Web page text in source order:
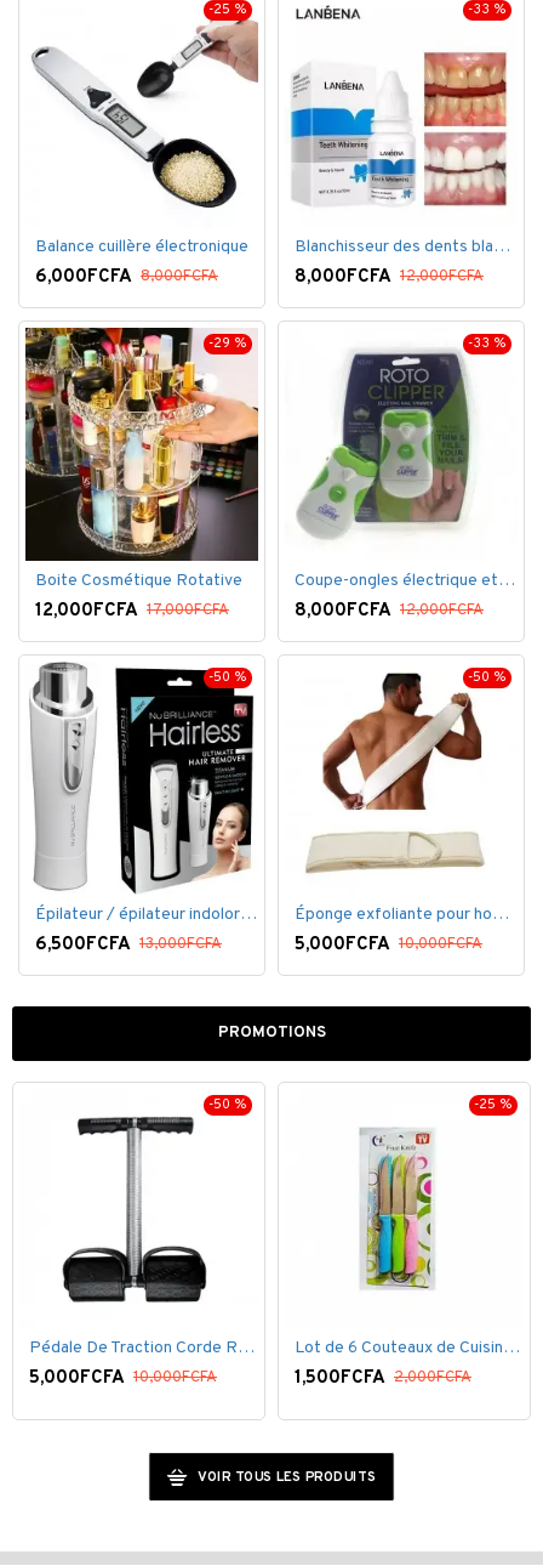
-25 %
Balance cuillère électronique
6,000FCFA 8,000FCFA
-33 %
Blanchisseur des dents blanc éblouissant
8,000FCFA 12,000FCFA
-29 %
Boite Cosmétique Rotative
12,000FCFA 17,000FCFA
-33 %
Coupe-ongles électrique et lime électrique
8,000FCFA 12,000FCFA
-50 %
Épilateur / épilateur indolore NuBrilliance Ultimate pour femmes
6,500FCFA 13,000FCFA
-50 %
Éponge exfoliante pour homme
5,000FCFA 10,000FCFA
PROMOTIONS
-50 %
Pédale De Traction Corde Ressort avec poignée pédale de Pied
5,000FCFA 10,000FCFA
-25 %
Lot de 6 Couteaux de Cuisine ( 20,5cm ) - Inox Bleu Rose VERT
1,500FCFA 2,000FCFA
VOIR TOUS LES PRODUITS